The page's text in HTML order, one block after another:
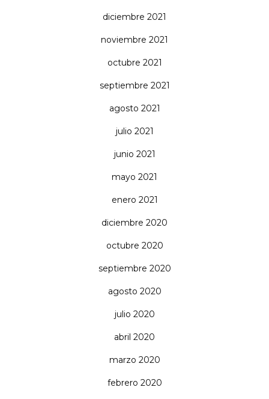
diciembre 2021
noviembre 2021
octubre 2021
septiembre 2021
agosto 2021
julio 2021
junio 2021
mayo 2021
enero 2021
diciembre 2020
octubre 2020
septiembre 2020
agosto 2020
julio 2020
abril 2020
marzo 2020
febrero 2020